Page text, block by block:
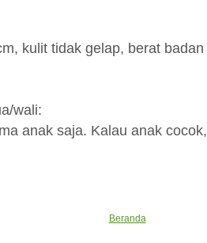
kulit tidak gelap, berat
wali:
anak saja. Kalau anak
Beranda